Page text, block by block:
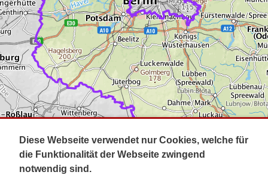
Impressum
Kontakt
Diese Webseite verwendet nur Cookies, welche für
die Funktionalität der Webseite zwingend
notwendig sind.